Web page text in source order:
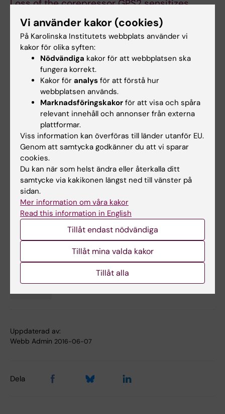
Loss of the corepressor GPS2 sensitizes
macrophage activation upon metabolic stress
induced by obesity and type 2 diabetes
Rongrong Fan, Amine Toubal, Saioa Goñi,
Karima Drareni, Zhiqiang Huang, Fawaz Alzaid,
Raphaelle Ballaire, Patricia Ancel, Ning Liang,
Anastasios Damdimopoulos, Isabelle Hainault,
Antoine Soprani, Judith Aron-Wisnewsky,
Fabienne Foufelle, Toby Lawrence, Jean-
Francois Gautier, Nicolas Venteclef and
Eckardt Treuter.
Nature Medicine, online 6 juni 2016, doi:
10.1038/nm.4114.
Länkar
Vårt pressmeddelande om studien
Metabolism Epigenetik
Uppdaterad av:
Webb Admin 2016-06-07
Dela
Vi använder kakor (cookies)
På Karolinska Institutets webbplats använder vi
kakor för olika syften:
Nödvändiga kakor för att webbplatsen ska
fungera korrekt.
Kakor för analys för att förstå hur
webbplatsen används.
Marknadsföringskakor för att visa och spåra
relevant innehåll och annonser från externa
plattformar.
Viss information kan överföras till länder utanför EU.
Genom att samtycka godkänner du att vi sparar
cookies.
Du kan när som helst ändra eller återkalla ditt
samtycke via kakikonen längst ned till vänster på
sidan.
Mer information om våra kakor
Read this information in English
Tillåt endast nödvändiga
Tillåt mina valda kakor
Tillåt alla